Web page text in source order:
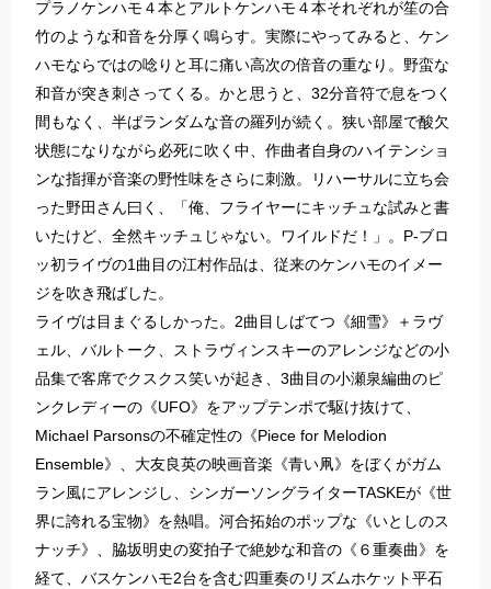
プラノケンハモ４本とアルトケンハモ４本それぞれが笙の合
竹のような和音を分厚く鳴らす。実際にやってみると、ケン
ハモならではの唸りと耳に痛い高次の倍音の重なり。野蛮な
和音が突き刺さってくる。かと思うと、32分音符で息をつく
間もなく、半ばランダムな音の羅列が続く。狭い部屋で酸欠
状態になりながら必死に吹く中、作曲者自身のハイテンショ
ンな指揮が音楽の野性味をさらに刺激。リハーサルに立ち会
った野田さん曰く、「俺、フライヤーにキッチュな試みと書
いたけど、全然キッチュじゃない。ワイルドだ！」。P-ブロ
ッ初ライヴの1曲目の江村作品は、従来のケンハモのイメー
ジを吹き飛ばした。
ライヴは目まぐるしかった。2曲目しばてつ《細雪》＋ラヴ
ェル、バルトーク、ストラヴィンスキーのアレンジなどの小
品集で客席でクスクス笑いが起き、3曲目の小瀬泉編曲のピ
ンクレディーの《UFO》をアップテンポで駆け抜けて、
Michael Parsonsの不確定性の《Piece for Melodion
Ensemble》、大友良英の映画音楽《青い凧》をぼくがガム
ラン風にアレンジし、シンガーソングライターTASKEが《世
界に誇れる宝物》を熱唱。河合拓始のポップな《いとしのス
ナッチ》、脇坂明史の変拍子で絶妙な和音の《６重奏曲》を
経て、バスケンハモ2台を含む四重奏のリズムホケット平石